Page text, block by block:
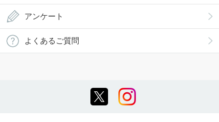
アンケート
よくあるご質問